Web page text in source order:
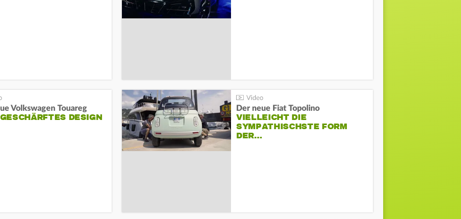
Volkswagen Touareg
DESIGN
Der neue Fiat Topolino
VIELLEICHT DIE
SYMPATHISCHSTE FORM
DER…